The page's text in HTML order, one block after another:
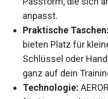
anpasst.
Praktische Taschen:
bieten Platz für
Schlüssel oder
ganz auf dein
Technologie:
für Atmungsaktivität